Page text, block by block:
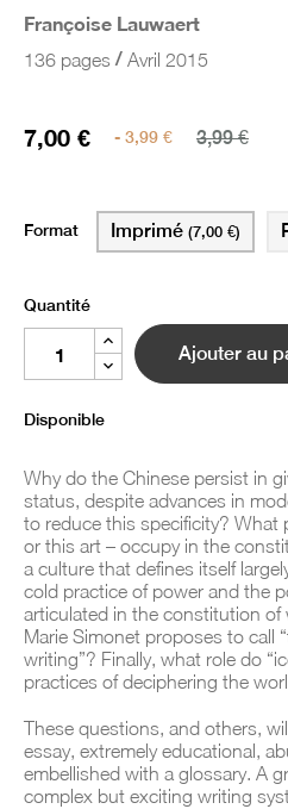
Françoise Lauwaert
136 pages / Avril 2015
7,00 € - 3,99 € 3,99 €
Format Imprimé (7,00 €)
Quantité
Ajouter au
Disponible
Why do the Chinese persist in
status, despite advances in
to reduce this specificity? What
or this art – occupy in the
a culture that defines itself
cold practice of power and the
articulated in the constitution
Marie Simonet proposes to call
writing”? Finally, what role do
practices of deciphering the
These questions, and others,
essay, extremely educational,
embellished with a glossary. A
complex but exciting writing